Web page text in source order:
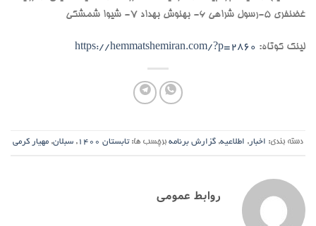
غضنفری ۵-رسول شراهی ۶- بهنوش بهداد ٧- شيوا شمشكي
لینک کوتاه: https://hemmatshemiran.com/?p=2860
دسته بندی: اخبار , اطلاعیه, گزارش برنامه برچسب ها:تابستان 1400 , سبلان, مهیار کرمی
روابط عمومی